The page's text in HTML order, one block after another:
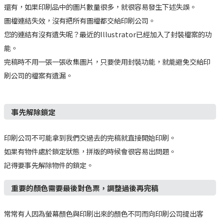
還有，如果印刷品中的圖片數量很多，就很容易發生下述失誤。
圖檔連結失效，沒有把所有圖檔都交給印刷公司。
您的連結有沒有遺失呢？最近的Illustrator已經加入了封裝檔案的功
能。
完稿時不用一張一張收集圖片，只要使用封裝功能，就能避免交給印
刷公司的檔案有遺漏。
事先解除鎖定
印刷公司不可能拿到我們交過去的完稿就直接開始印刷。
如果有物件處於鎖定狀態，拼版的時候會很容易出問題。
記得要事先解除物件的鎖定。
重要的顏色需要最後對色票，調整過後再完稿
常常有人因為螢幕顏色與印刷出來的顏色不同而向印刷公司提出客